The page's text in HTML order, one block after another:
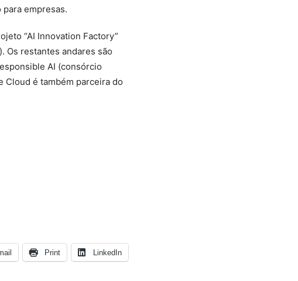
empresas.
“AI Innovation Factory”
Os restantes andares são
AI (consórcio
Cloud é também parceira do
Print LinkedIn